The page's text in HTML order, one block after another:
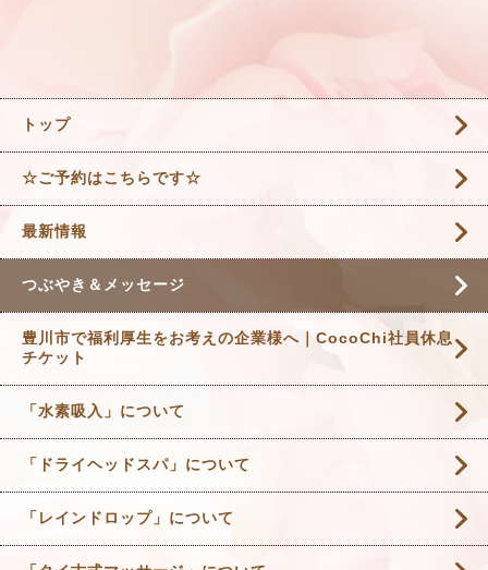
トップ
☆ご予約はこちらです☆
最新情報
つぶやき＆メッセージ
豊川市で福利厚生をお考えの企業様へ｜CocoChi社員休息
チケット
「水素吸入」について
「ドライヘッドスパ」について
「レインドロップ」について